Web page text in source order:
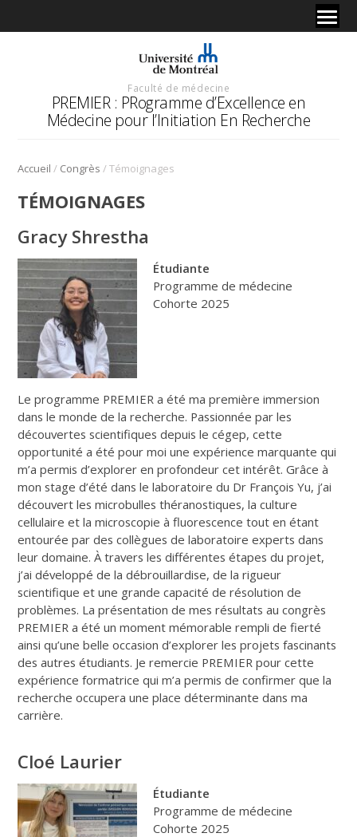
Faculté de médecine
PREMIER : PRogramme d’Excellence en
Médecine pour l’Initiation En Recherche
Accueil / Congrès /Témoignages
TÉMOIGNAGES
Gracy Shrestha
Étudiante
Programme de médecine
Cohorte 2025
Le programme PREMIER a été ma première immersion
dans le monde de la recherche. Passionnée par les
découvertes scientifiques depuis le cégep, cette
opportunité a été pour moi une expérience marquante qui
m’a permis d’explorer en profondeur cet intérêt. Grâce à
mon stage d’été dans le laboratoire du Dr François Yu, j’ai
découvert les microbulles théranostiques, la culture
cellulaire et la microscopie à fluorescence tout en étant
entourée par des collègues de laboratoire experts dans
leur domaine. À travers les différentes étapes du projet,
j’ai développé de la débrouillardise, de la rigueur
scientifique et une grande capacité de résolution de
problèmes. La présentation de mes résultats au congrès
PREMIER a été un moment mémorable rempli de fierté
ainsi qu’une belle occasion d’explorer les projets fascinants
des autres étudiants. Je remercie PREMIER pour cette
expérience formatrice qui m’a permis de confirmer que la
recherche occupera une place déterminante dans ma
carrière.
Cloé Laurier
Étudiante
Programme de médecine
Cohorte 2025